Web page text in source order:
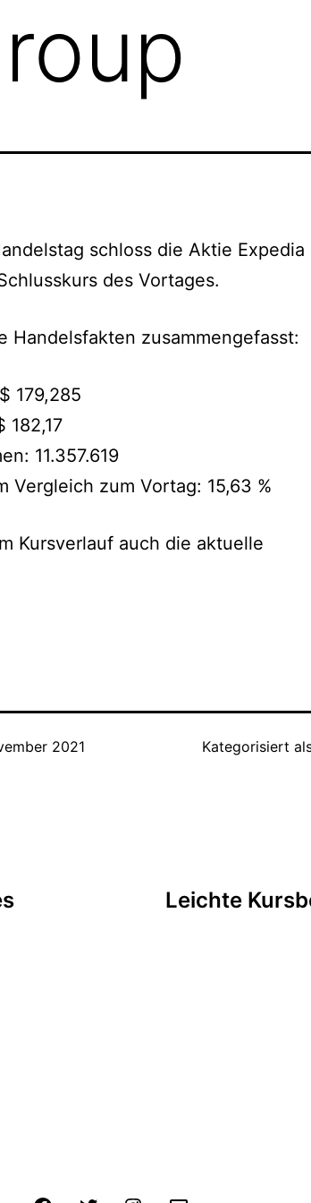
schloss die Aktie Expedia
des Vortages.
Handelsfakten zusammengefasst:
179,285
182,17
11.357.619
Vergleich zum Vortag: 15,63 %
Kursverlauf auch die aktuelle
2021 Kategorisiert
Leichte